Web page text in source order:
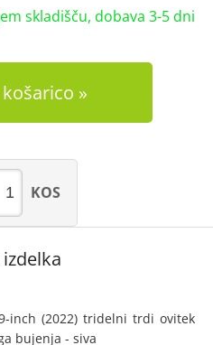
skladišču, dobava 3-5 dni
KOS
inch (2022) tridelni trdi ovitek
bujenja - siva